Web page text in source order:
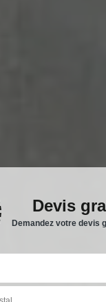
Devis
Demandez votre devis